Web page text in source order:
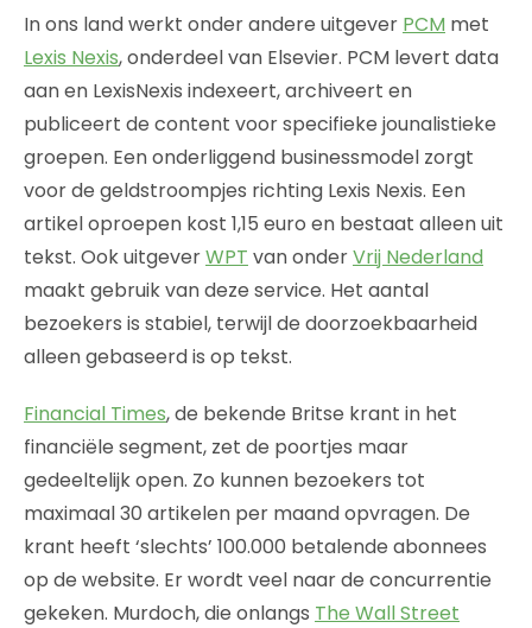
In ons land werkt onder andere uitgever PCM met
Lexis Nexis, onderdeel van Elsevier. PCM levert data
aan en LexisNexis indexeert, archiveert en
publiceert de content voor specifieke jounalistieke
groepen. Een onderliggend businessmodel zorgt
voor de geldstroompjes richting Lexis Nexis. Een
artikel oproepen kost 1,15 euro en bestaat alleen uit
tekst. Ook uitgeverWPT van onderVrij Nederland
maakt gebruik van deze service. Het aantal
bezoekers is stabiel, terwijl de doorzoekbaarheid
alleen gebaseerd is op tekst.
Financial Times, de bekende Britse krant in het
financiële segment, zet de poortjes maar
gedeeltelijk open. Zo kunnen bezoekers tot
maximaal 30 artikelen per maand opvragen. De
krant heeft ‘slechts’ 100.000 betalende abonnees
op de website. Er wordt veel naar de concurrentie
gekeken. Murdoch, die onlangs The Wall Street